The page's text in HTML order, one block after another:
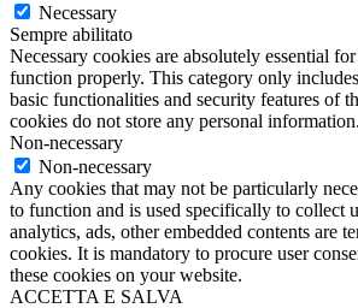
Necessary
Sempre abilitato
Necessary cookies are absolutely essential
function properly. This category only
basic functionalities and security features of
cookies do not store any personal information.
Non-necessary
Non-necessary
Any cookies that may not be particularly
to function and is used specifically to collect
analytics, ads, other embedded contents are
cookies. It is mandatory to procure user
these cookies on your website.
ACCETTA E SALVA